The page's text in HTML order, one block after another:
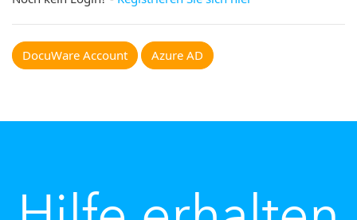
DocuWare Account Azure AD